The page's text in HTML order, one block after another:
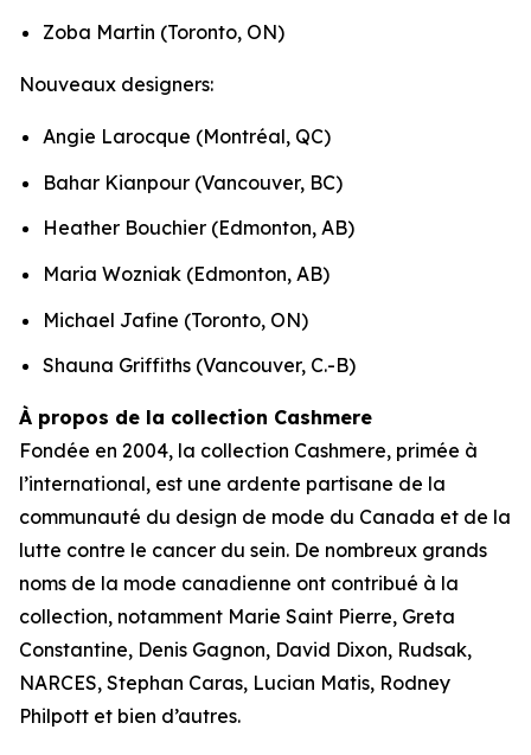
Zoba Martin (Toronto, ON)
Nouveaux designers:
Angie Larocque (Montréal, QC)
Bahar Kianpour (Vancouver, BC)
Heather Bouchier (Edmonton, AB)
Maria Wozniak (Edmonton, AB)
Michael Jafine (Toronto, ON)
Shauna Griffiths (Vancouver, C.-B)
À propos de la collection Cashmere
Fondée en 2004, la collection Cashmere, primée à
l’international, est une ardente partisane de la
communauté du design de mode du Canada et de la
lutte contre le cancer du sein. De nombreux grands
noms de la mode canadienne ont contribué à la
collection, notamment Marie Saint Pierre, Greta
Constantine, Denis Gagnon, David Dixon, Rudsak,
NARCES, Stephan Caras, Lucian Matis, Rodney
Philpott et bien d’autres.